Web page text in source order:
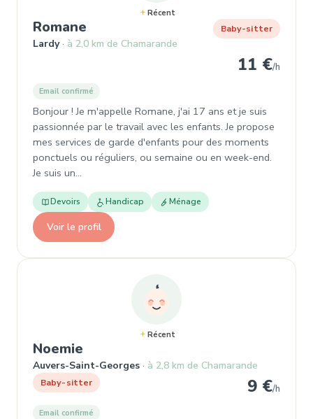
Récent
Romane , Garde d'enfant à Lardy
Lardy à 2,0 km de Chamarande
Baby-sitter
11 €/h
Email confirmé
Bonjour ! Je m'appelle Romane, j'ai 17 ans et je suis
passionnée par le travail avec les enfants. Je propose
mes services de garde d'enfants pour des moments
ponctuels ou réguliers, ou semaine ou en week-end.
Je suis un…
Devoirs Handicap Ménage
Voir le profil
Récent
Noemie
Auvers-Saint-Georges à 2,8 km de Chamarande
Baby-sitter 9 €/h
Email confirmé